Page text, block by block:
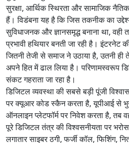
सुरक्षा, आर्थिक स्थिरता और सामाजिक
हैं। विडंबना यह है कि जिस तकनीक का
सुविधाजनक और ज्ञानसमृद्ध बनाना था,
प्रभावी हथियार बनती जा रही है।
जितनी तेजी से समाज ने उठाया है, उतनी ही
अपने हित में ढाल लिया है। परिणामस्वरूप
संकट गहराता जा रहा है।
डिजिटल व्यवस्था की सबसे बड़ी पूंजी
पर क्यूआर कोड स्कैन करता है, यूपीआई से
ऑनलाइन प्लेटफॉर्म पर निवेश करता है, तब
पूरे डिजिटल तंत्र की विश्वसनीयता पर
लगातार साइबर ठगी, फर्जी कॉल, फिशिंग,